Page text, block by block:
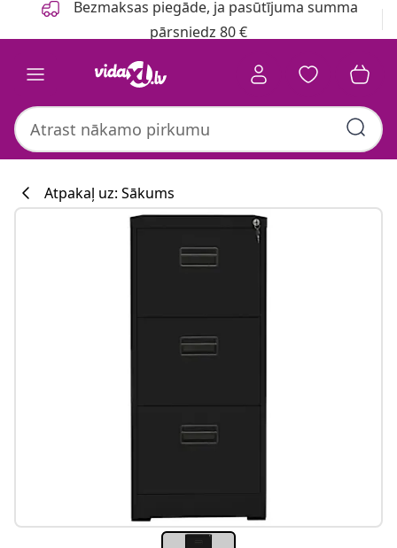
Bezmaksas piegāde, ja pasūtījuma summa
pārsniedz 80 €
Atpakaļ uz: Sākums